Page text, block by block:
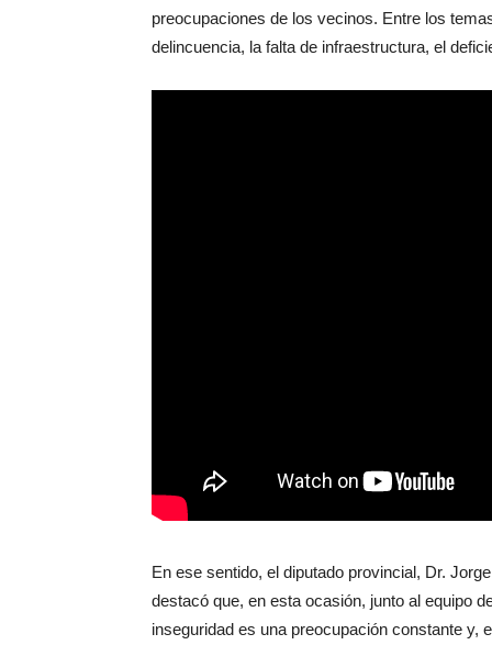
preocupaciones de los vecinos. Entre los
delincuencia, la falta de infraestructura, el
En ese sentido, el diputado provincial, Dr.
destacó que, en esta ocasión, junto al equipo
inseguridad es una preocupación constante y,